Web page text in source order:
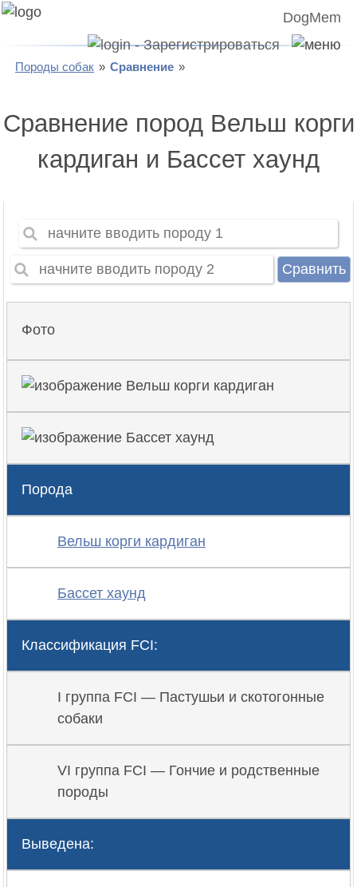
DogMem
Породы собак Сравнение
Сравнение пород Вельш корги
кардиган и Бассет хаунд
Сравнить
Фото
Порода
Вельш корги кардиган
Бассет хаунд
Классификация FCI:
I группа FCI — Пастушьи и скотогонные
собаки
VI группа FCI — Гончие и родственные
породы
Выведена: